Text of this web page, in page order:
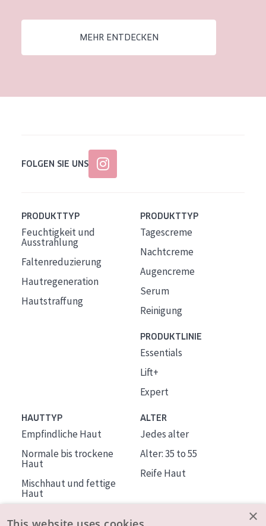
MEHR ENTDECKEN
FOLGEN SIE UNS
PRODUKTTYP
Feuchtigkeit und
Ausstrahlung
Faltenreduzierung
Hautregeneration
Hautstraffung
PRODUKTTYP
Tagescreme
Nachtcreme
Augencreme
Serum
Reinigung
PRODUKTLINIE
Essentials
Lift+
Expert
HAUTTYP
Empfindliche Haut
Normale bis trockene
Haut
Mischhaut und fettige
Haut
ALTER
Jedes alter
Alter: 35 to 55
Reife Haut
×